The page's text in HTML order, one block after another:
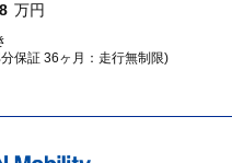
万円
保証 36ヶ月：走行無制限)